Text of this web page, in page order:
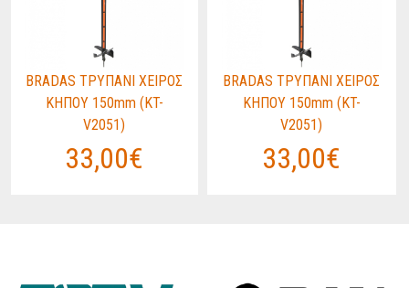
BRADAS ΤΡΥΠΑΝΙ ΧΕΙΡΟΣ
ΚΗΠΟΥ 150mm (KT-
V2051)
33,00€
BRADAS ΤΡΥΠΑΝΙ ΧΕΙΡΟΣ
ΚΗΠΟΥ 150mm (KT-
V2051)
33,00€